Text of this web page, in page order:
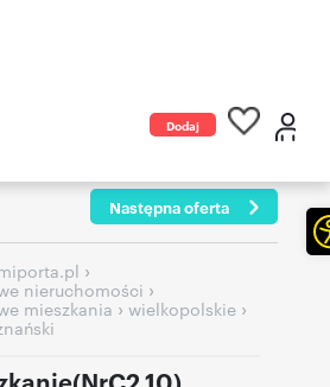
Dodaj
Następna oferta
›
nieruchomości ›
mieszkania › wielkopolskie ›